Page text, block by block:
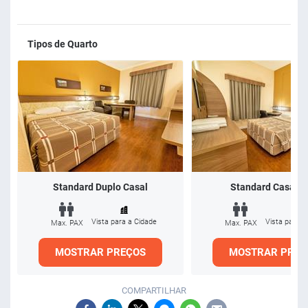
- Porto Alegre - 36 km
- Nova Petrópolis - 57,6 km
- Gramado - 73,8 km
Esperamos por você!
Tipos de Quarto
Standard Duplo Casal
Max. PAX Vista para a Cidade
MOSTRAR PREÇOS
Standard Casal
Max. PAX Vista para a
MOSTRAR
COMPARTILHAR